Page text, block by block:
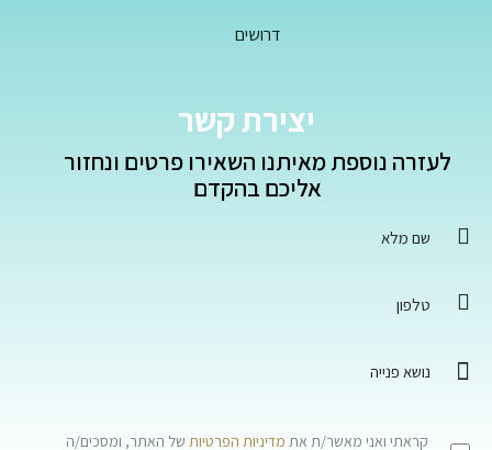
דרושים
יצירת קשר
לעזרה נוספת מאיתנו השאירו פרטים ונחזור
אליכם בהקדם
קראתי ואני מאשר/ת את מדיניות הפרטיות של האתר, ומסכים/ה